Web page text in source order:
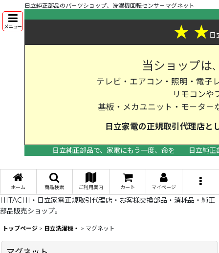
日立純正部品のパ－ツショップ、洗濯機回転センサ－マグネット
メニュー ★ ★日
当ショップは
テレビ・エアコン・照明・電子
リモコンや
基板・メカユニット・モ－タ－
日立家電の正規取引代理店
日立純正部品で、家電にもう一度、命を
日立純
ホーム 商品検索 ご利用案内 カート マイページ
HITACHI・日立家電正規取引代理店・お客様交換部品・消耗品・純正
部品販売ショップ。
トップページ > 日立洗濯機・ > マグネット